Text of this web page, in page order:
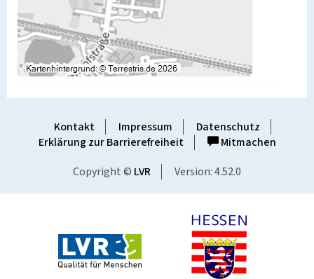
Kontakt Impressum
Datenschutz
Erklärung zur Barrierefreiheit
Mitmachen
Copyright © LVR Version: 4.52.0